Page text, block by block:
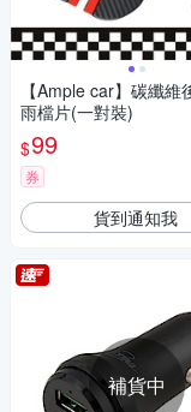
【Ample car】碳纖維
雨檔片(一對裝)
$99
券
貨到通知我
補貨中